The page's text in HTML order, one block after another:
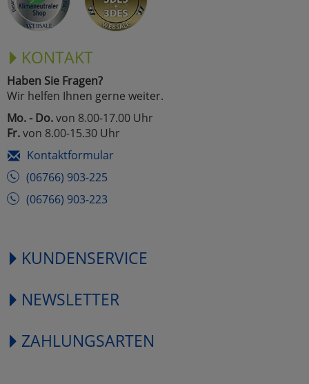
KONTAKT
Haben Sie Fragen?
Wir helfen Ihnen gerne weiter.
Mo. - Do.von 8.00-17.00 Uhr
Fr.von 8.00-15.30 Uhr
Kontaktformular
(06766) 903-225
(06766) 903-223
KUNDENSERVICE
NEWSLETTER
ZAHLUNGSARTEN